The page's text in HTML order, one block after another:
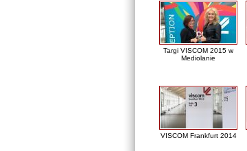
Targi VISCOM 2015 w
Mediolanie
VISCOM Frankfurt 2014